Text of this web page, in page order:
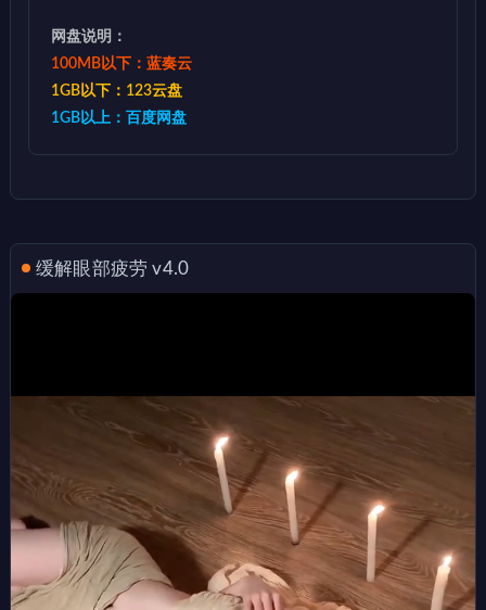
网盘说明：
100MB以下：蓝奏云
1GB以下：123云盘
1GB以上：百度网盘
缓解眼部疲劳 v4.0